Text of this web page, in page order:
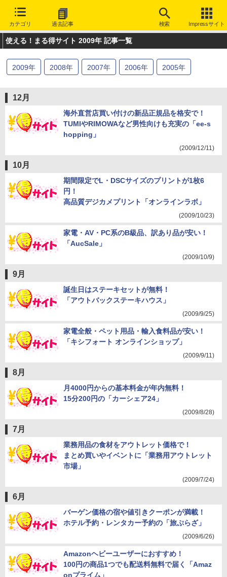
カテゴリ 過去記事 検索 Impressサイト
使える！まる得サイト 2009年 記事一覧
2009年 2008年 2007年 2006年 2005年
12月
海外直営店買い付けの新品正規品を格安で！
TUMIやRIMOWAなど男性向けも充実の「ee-s
hopping」
(2009/12/11)
10月
期間限定でL・DSCサイズのプリントが1枚6
円！
高品質デジカメプリント「オンラインラボ」
(2009/10/23)
家電・AV・PC系のB級品、訳あり品が安い！
「AucSale」
(2009/10/9)
9月
誕生日はステーキセットが無料！
「アウトバックステーキハウス」
(2009/9/25)
家電全般・ペット用品・輸入食料品が安い！
「キシフォート オンラインショップ」
(2009/9/11)
8月
月4000円からの基本料金が年内無料！
15分200円の「カーシェア24」
(2009/8/28)
7月
業務用品の食材をアウトレット価格で！
まとめ買いやイベントに「業務用アウトレット
市場」
(2009/7/24)
6月
バーゲン価格の宿や値引きクーポンが満載！
ホテル予約・レンタカー予約の「旅ぷらざ」
(2009/6/26)
Amazonヘビーユーザーにおすすめ！
100円の商品1つでも配送料無料で届く「Amaz
onプライム」